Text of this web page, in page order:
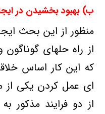
ب) بهبود بخشیدن در
منظور از این بحث
از راه حلهای
كه این كار اساس
ای عمل كردن یكی
از دو فرایند مذكور